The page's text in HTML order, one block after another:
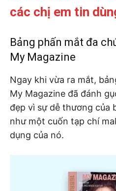
các chị em tin
Bảng phấn mắt đa
My Magazine
Ngay khi vừa ra mắt,
My Magazine đã đánh
đẹp vì sự dễ thương của
như một cuốn tạp chí
dụng của nó.